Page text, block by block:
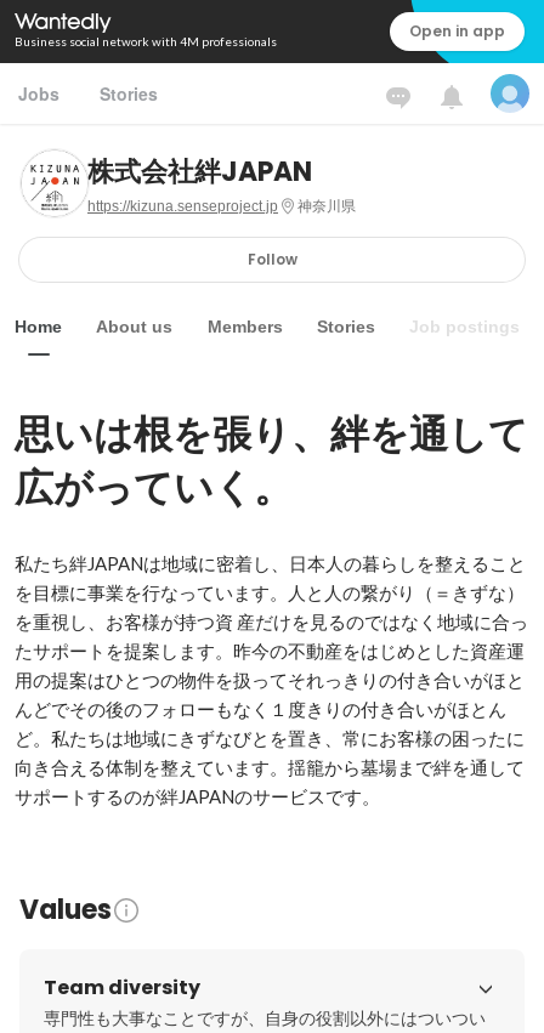
Business social network with 4M professionals Open in app
Jobs Stories
株式会社絆JAPAN
https://kizuna.senseproject.jp 神奈川県
Follow
Home About us Members Stories Job postings
思いは根を張り、絆を通して
広がっていく。
私たち絆JAPANは地域に密着し、日本人の暮らしを整えること
を目標に事業を行なっています。人と人の繋がり（＝きずな）
を重視し、お客様が持つ資 産だけを見るのではなく地域に合っ
たサポートを提案します。昨今の不動産をはじめとした資産運
用の提案はひとつの物件を扱ってそれっきりの付き合いがほと
んどでその後のフォローもなく１度きりの付き合いがほとん
ど。私たちは地域にきずなびとを置き、常にお客様の困ったに
向き合える体制を整えています。揺籠から墓場まで絆を通して
サポートするのが絆JAPANのサービスです。
Values
Team diversity
専門性も大事なことですが、自身の役割以外にはついつい